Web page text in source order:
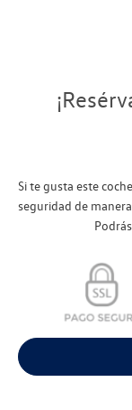
Si te gusta este
seguridad de